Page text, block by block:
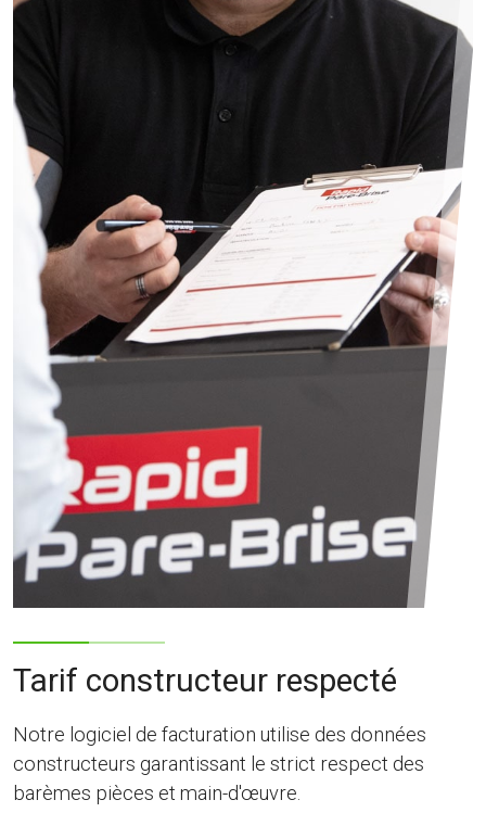
Tarif constructeur respecté
Notre logiciel de facturation utilise des données
constructeurs garantissant le strict respect des
barèmes pièces et main-d'œuvre.